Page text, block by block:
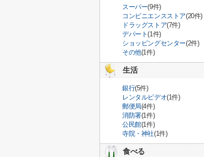
スーパー(9件)
コンビニエンスストア(20件)
ドラッグストア(7件)
デパート(1件)
ショッピングセンター(2件)
その他(1件)
生活
銀行(5件)
レンタルビデオ(1件)
郵便局(4件)
消防署(1件)
公民館(1件)
寺院・神社(1件)
食べる